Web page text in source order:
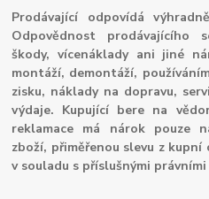
Prodávající odpovídá
Odpovědnost prodávajícího
škody, vícenáklady ani jiné
montáží, demontáží,
zisku, náklady na dopravu,
výdaje. Kupující bere na
reklamace má nárok pouze
zboží, přiměřenou slevu z
v souladu s příslušnými právními